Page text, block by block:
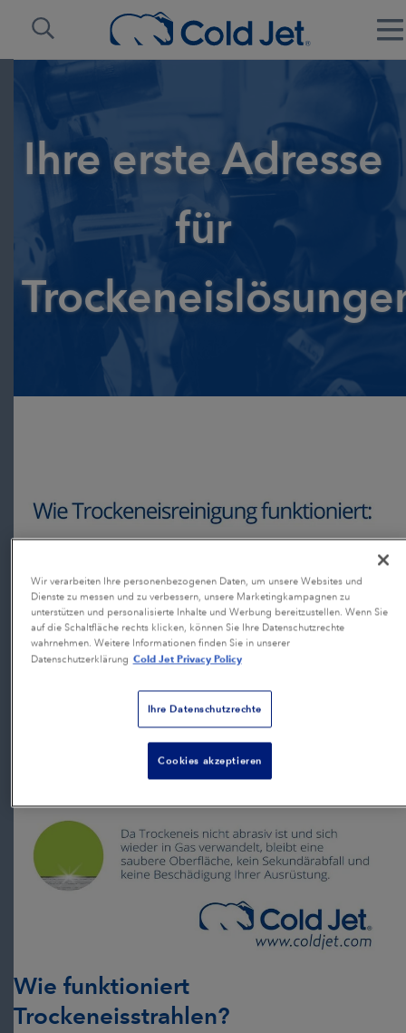
Ihre erste Adresse
für
Wie funktioniert
Trockeneisstrahlen?
Wir verarbeiten Ihre personenbezogenen Daten, um unsere Websites und
Dienste zu messen und zu verbessern, unsere Marketingkampagnen zu
unterstützen und personalisierte Inhalte und Werbung bereitzustellen. Wenn Sie
auf die Schaltfläche rechts klicken, können Sie Ihre Datenschutzrechte
wahrnehmen. Weitere Informationen finden Sie in unserer
Datenschutzerklärung Cold Jet Privacy Policy
Ihre Datenschutzrechte
Cookies akzeptieren